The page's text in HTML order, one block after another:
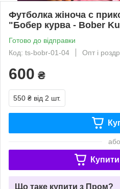
Футболка жіноча с
"Бобер курва - Bober
Готово до відправки
Код: ts-bobr-01-04
Опт і
600 ₴
550 ₴ від 2 шт.
або
Що таке купити з Пром?